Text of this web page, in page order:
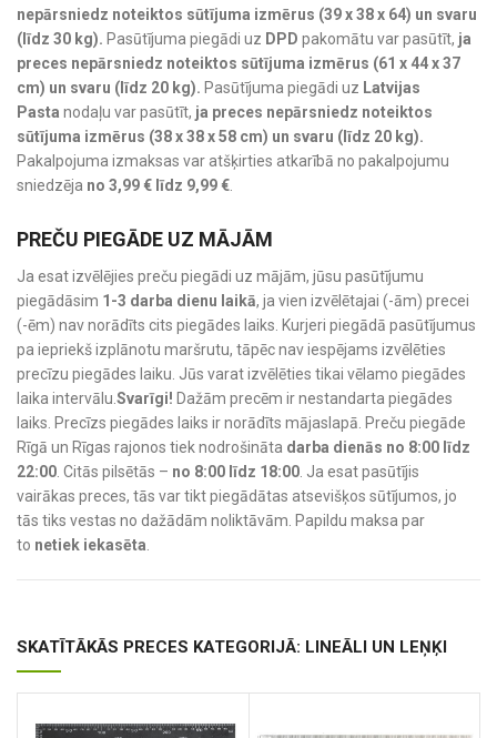
nepārsniedz noteiktos sūtījuma izmērus (39 x 38 x 64) un svaru
(līdz 30 kg). Pasūtījuma piegādi uz DPD pakomātu var pasūtīt, ja
preces nepārsniedz noteiktos sūtījuma izmērus (61 x 44 x 37
cm) un svaru (līdz 20 kg). Pasūtījuma piegādi uz Latvijas
Pasta nodaļu var pasūtīt, ja preces nepārsniedz noteiktos
sūtījuma izmērus (38 x 38 x 58 cm) un svaru (līdz 20 kg).
Pakalpojuma izmaksas var atšķirties atkarībā no pakalpojumu
sniedzēja no 3,99 € līdz 9,99 €
PREČU PIEGĀDE UZ MĀJĀM
Ja esat izvēlējies preču piegādi uz mājām, jūsu pasūtījumu
piegādāsim 1-3 darba dienu laikā, ja vien izvēlētajai (-ām) precei
(-ēm) nav norādīts cits piegādes laiks. Kurjeri piegādā pasūtījumus
pa iepriekš izplānotu maršrutu, tāpēc nav iespējams izvēlēties
precīzu piegādes laiku. Jūs varat izvēlēties tikai vēlamo piegādes
laika intervālu. Svarīgi! Dažām precēm ir nestandarta piegādes
laiks. Precīzs piegādes laiks ir norādīts mājaslapā. Preču piegāde
Rīgā un Rīgas rajonos tiek nodrošināta darba dienās no 8:00 līdz
22:00 . Citās pilsētās – no 8:00 līdz 18:00 . Ja esat pasūtījis
vairākas preces, tās var tikt piegādātas atsevišķos sūtījumos, jo
tās tiks vestas no dažādām noliktāvām. Papildu maksa par
to netiek iekasēta
SKATĪTĀKĀS PRECES KATEGORIJĀ: LINEĀLI UN LEŅĶI